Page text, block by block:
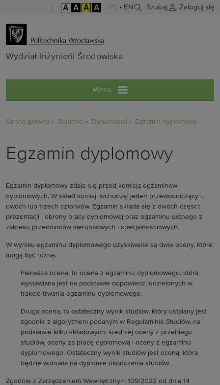
A A A A PL • EN Szukaj Zaloguj się
Wydział
Wydział Inżynierii Środowiska
Menu
Strona główna Studenci Dyplomanci Egzamin dyplomowy
Egzamin dyplomowy
Egzamin dyplomowy zdaje się przed komisją egzaminów
dyplomowych. W skład komisji wchodzą: jeden przewodniczący i
dwóch lub trzech członków. Egzamin składa się z dwóch części:
prezentacji i obrony pracy dyplomowej oraz egzaminu ustnego z
zakresu przedmiotów kierunkowych i specjalnościowych.
W wyniku egzaminu dyplomowego uzyskiwane są dwie oceny, które
mogą być różne.
Pierwsza ocena, to ocena z egzaminu dyplomowego, która
wystawiana jest na podstawie odpowiedzi udzielonych w
trakcie trwania egzaminu dyplomowego.
Druga ocena, to ostateczny wynik studiów, który ustalany jest
zgodnie z algorytmem podanym w Regulaminie Studiów, na
podstawie kilku składowych: średniej oceny z przebiegu
studiów, oceny za pracę dyplomową i oceny z egzaminu
dyplomowego. Ostateczny wynik studiów jest oceną, która
będzie widniała na dyplomie ukończenia studiów.
Zgodnie z Zarządzeniem Wewnętrznym 109/2022 od dnia 14